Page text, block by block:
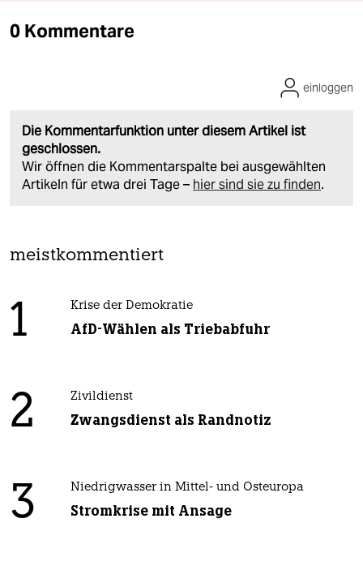
0 Kommentare
Die Kommentarfunktion unter diesem Artikel ist
geschlossen.
Wir öffnen die Kommentarspalte bei ausgewählten
Artikeln für etwa drei Tage – hier sind sie zu finden.
einloggen
meistkommentiert
1 Krise der Demokratie
AfD-Wählen als Triebabfuhr
2 Zivildienst
Zwangsdienst als Randnotiz
3 Niedrigwasser in Mittel- und Osteuropa
Stromkrise mit Ansage